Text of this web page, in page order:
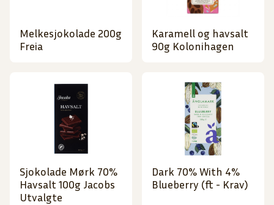
Melkesjokolade 200g
Freia
Karamell og havsalt
90g Kolonihagen
Sjokolade Mørk 70%
Havsalt 100g Jacobs
Utvalgte
Dark 70% With 4%
Blueberry (ft - Krav)